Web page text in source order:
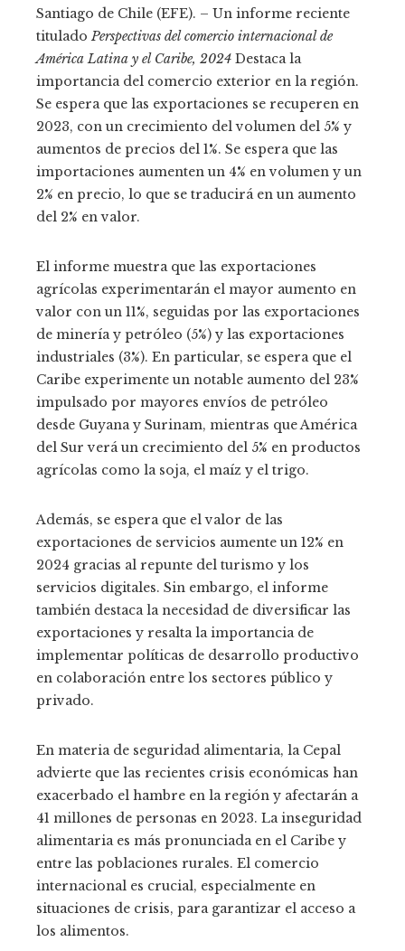
Santiago de Chile (EFE). – Un informe reciente
tituladoPerspectivas del comercio internacional de
América Latina y el Caribe, 2024 Destaca la
importancia del comercio exterior en la región.
Se espera que las exportaciones se recuperen en
2023, con un crecimiento del volumen del 5% y
aumentos de precios del 1%. Se espera que las
importaciones aumenten un 4% en volumen y un
2% en precio, lo que se traducirá en un aumento
del 2% en valor.
El informe muestra que las exportaciones
agrícolas experimentarán el mayor aumento en
valor con un 11%, seguidas por las exportaciones
de minería y petróleo (5%) y las exportaciones
industriales (3%). En particular, se espera que el
Caribe experimente un notable aumento del 23%
impulsado por mayores envíos de petróleo
desde Guyana y Surinam, mientras que América
del Sur verá un crecimiento del 5% en productos
agrícolas como la soja, el maíz y el trigo.
Además, se espera que el valor de las
exportaciones de servicios aumente un 12% en
2024 gracias al repunte del turismo y los
servicios digitales. Sin embargo, el informe
también destaca la necesidad de diversificar las
exportaciones y resalta la importancia de
implementar políticas de desarrollo productivo
en colaboración entre los sectores público y
privado.
En materia de seguridad alimentaria, la Cepal
advierte que las recientes crisis económicas han
exacerbado el hambre en la región y afectarán a
41 millones de personas en 2023. La inseguridad
alimentaria es más pronunciada en el Caribe y
entre las poblaciones rurales. El comercio
internacional es crucial, especialmente en
situaciones de crisis, para garantizar el acceso a
los alimentos.